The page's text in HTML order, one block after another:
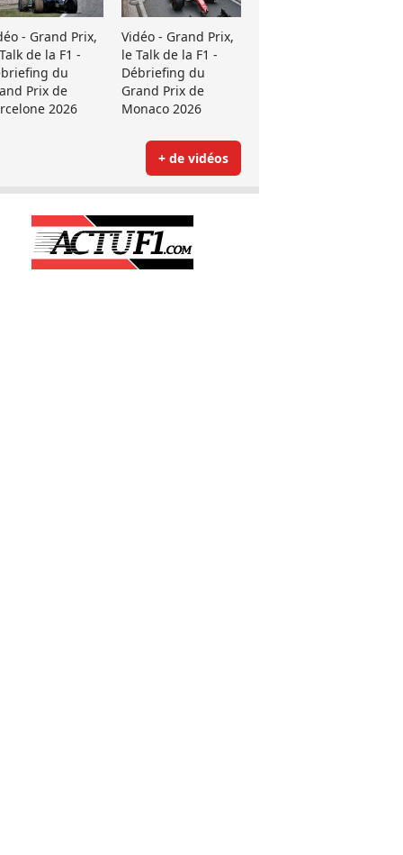
- Grand Prix,
de la F1 -
du
Prix de
2026
Vidéo - Grand Prix,
le Talk de la F1 -
Débriefing du
Grand Prix de
Monaco 2026
+ de vidéos